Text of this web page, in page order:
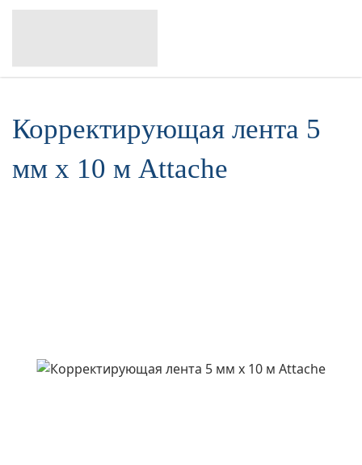
Корректирующая лента 5
мм х 10 м Attache